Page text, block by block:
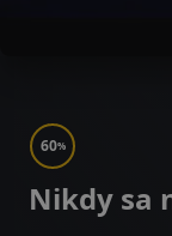
60%
Nikdy sa